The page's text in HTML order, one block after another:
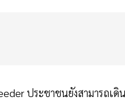
ประชาชนยังสามารถเ